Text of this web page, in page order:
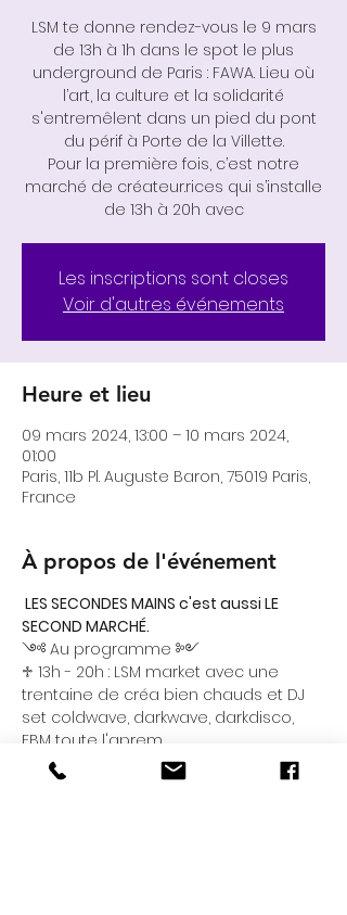
LSM te donne rendez-vous le 9 mars
de 13h à 1h dans le spot le plus
underground de Paris : FAWA. Lieu où
l’art, la culture et la solidarité
s'entremêlent dans un pied du pont
du périf à Porte de la Villette.
Pour la première fois, c’est notre
marché de créateur.rices qui s’installe
de 13h à 20h avec
Les inscriptions sont closes
Voir d'autres événements
Heure et lieu
09 mars 2024, 13:00 – 10 mars 2024,
01:00
Paris, 11b Pl. Auguste Baron, 75019 Paris,
France
À propos de l'événement
LES SECONDES MAINS c'est aussi LE
SECOND MARCHÉ.
༺ Au programme ༻
♱ 13h - 20h : LSM market avec une
trentaine de créa bien chauds et DJ
set coldwave, darkwave, darkdisco,
EBM toute l'aprem.
♱ 18h : Concert grunge avec le
groupe Venus Worship,